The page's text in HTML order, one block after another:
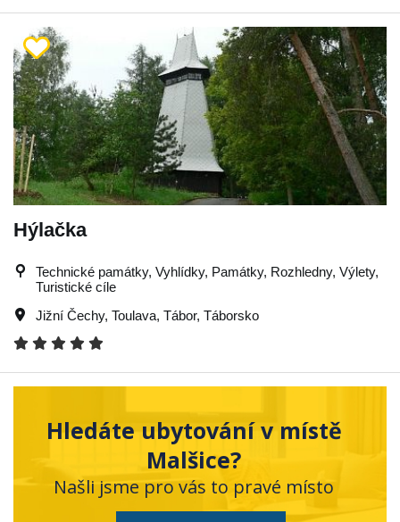
Hýlačka
Technické památky, Vyhlídky, Památky, Rozhledny, Výlety,
Turistické cíle
Jižní Čechy, Toulava, Tábor, Táborsko
Hledáte ubytování v místě
Malšice?
Našli jsme pro vás to pravé místo